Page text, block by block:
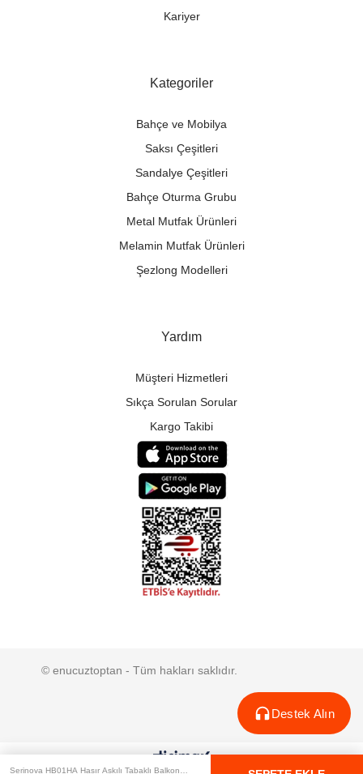
Destek Alın
Kariyer
Kategoriler
Bahçe ve Mobilya
Saksı Çeşitleri
Sandalye Çeşitleri
Bahçe Oturma Grubu
Metal Mutfak Ürünleri
Melamin Mutfak Ürünleri
Şezlong Modelleri
Yardım
Müşteri Hizmetleri
Sıkça Sorulan Sorular
Kargo Takibi
© enucuztoptan - Tüm hakları saklıdır.
Serinova HB01HA Hasır Askılı Tabaklı Balkon